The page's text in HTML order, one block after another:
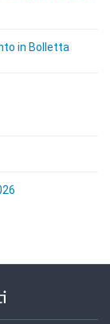
in Bolletta